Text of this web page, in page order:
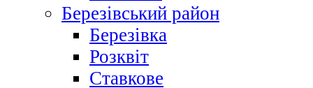
Березівський район
Березівка
Розквіт
Ставкове